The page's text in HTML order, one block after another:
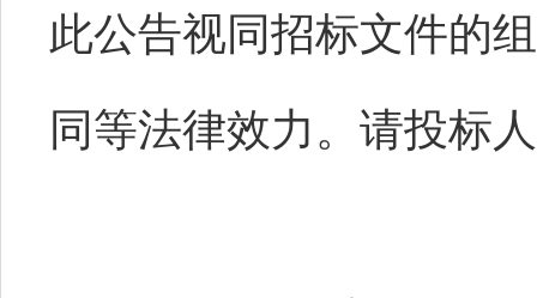
此公告视同招标文件的
同等法律效力。请投标